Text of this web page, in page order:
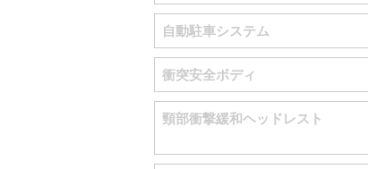
自動駐車システム
衝突安全ボディ
頸部衝撃緩和ヘッドレスト